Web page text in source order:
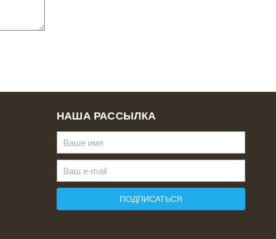
НАША РАССЫЛКА
ПОДПИСАТЬСЯ